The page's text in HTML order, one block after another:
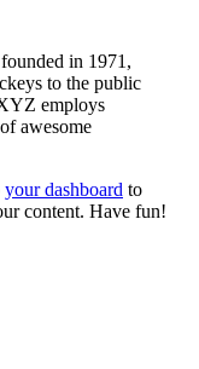
in 1971,
to the public
employs
awesome
your dashboard to
content. Have fun!